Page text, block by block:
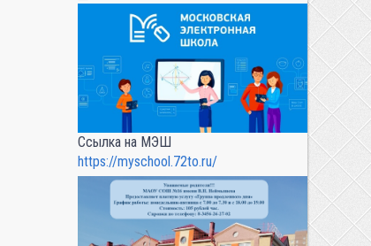
Ссылка на МЭШ
https://myschool.72to.ru/